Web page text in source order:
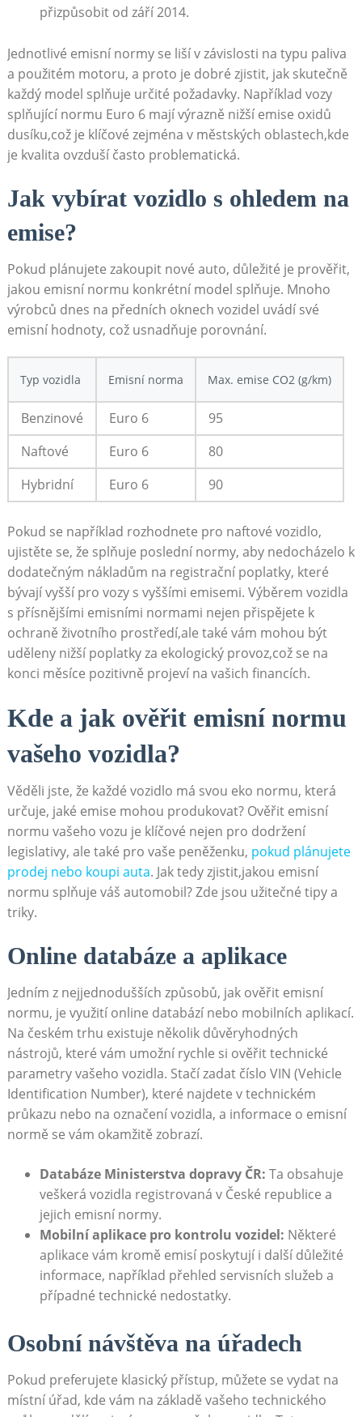
přizpůsobit od září 2014.
Jednotlivé emisní normy se liší v závislosti na typu ⁣paliva
a použitém​ motoru, a proto je dobré zjistit, jak skutečně​
každý ​model splňuje ​určité požadavky. Například vozy
splňující normu⁣ Euro 6 mají⁤ výrazně nižší⁣ emise oxidů
dusíku,což je ⁢klíčové ‍zejména‍ v městských ‌oblastech,kde
je kvalita ovzduší často problematická.
Jak vybírat ⁤vozidlo s ohledem⁢ na
emise?
Pokud ⁤plánujete zakoupit nové auto, důležité je prověřit,
jakou emisní normu⁣ konkrétní model splňuje. ⁣Mnoho⁢
výrobců⁤ dnes na předních oknech vozidel uvádí své
emisní hodnoty, což usnadňuje porovnání.
Typ vozidla Emisní norma Max.‌ emise CO2 (g/km)
Benzinové Euro 6
95
Naftové
Euro 6
80
Hybridní
Euro 6 90
Pokud se‍ například​ rozhodnete ⁣pro ⁤naftové vozidlo,
ujistěte se, že⁣ splňuje poslední normy, aby ‍nedocházelo k
dodatečným nákladům na registrační poplatky, které
bývají vyšší‌ pro vozy s vyššími emisemi. Výběrem ⁤vozidla
s přísnějšími ‌emisními ⁣normami nejen přispějete k
ochraně životního prostředí,ale⁣ také​ vám mohou být
uděleny nižší poplatky za ekologický provoz,což se na
konci měsíce pozitivně projeví na ⁢vašich financích.
Kde a jak ‍ověřit emisní ​normu
vašeho vozidla?
Věděli jste,⁤ že každé vozidlo ⁢má ​svou eko normu, která⁢
určuje, jaké emise ‌mohou produkovat? Ověřit emisní‌
normu vašeho vozu​ je ​klíčové ‍nejen pro ⁤dodržení
‍legislativy, ale také pro vaše peněženku, pokud plánujete
prodej ⁤nebo koupi ⁢auta. Jak tedy zjistit,jakou‍ emisní
normu ​splňuje váš automobil?⁣ Zde jsou užitečné⁣ tipy a
triky.
Online databáze a aplikace
Jedním z nejjednodušších způsobů, jak ověřit ⁤emisní
normu,⁤ je využití online⁣ databází nebo ⁣mobilních aplikací.
Na‌ českém trhu ‍existuje několik důvěryhodných
nástrojů, které vám‍ umožní rychle si ověřit technické
parametry vašeho ⁢vozidla. Stačí zadat číslo VIN ⁢(Vehicle
Identification Number), které najdete v technickém
průkazu nebo‍ na označení vozidla,⁣ a informace o ⁣emisní
normě se vám okamžitě zobrazí.
Databáze‍ Ministerstva ⁣dopravy ČR: Ta ‌obsahuje
⁣veškerá vozidla registrovaná v České​ republice a​
jejich emisní normy.
Mobilní aplikace ‍pro kontrolu vozidel: Některé
aplikace ‌vám ​kromě emisí ⁤poskytují i⁢ další důležité‌
informace, ‌například přehled servisních ​služeb a
případné technické nedostatky.
Osobní‍ návštěva na úřadech
Pokud⁣ preferujete klasický ​přístup,‌ můžete se vydat na
místní úřad, kde vám na základě vašeho ‍technického